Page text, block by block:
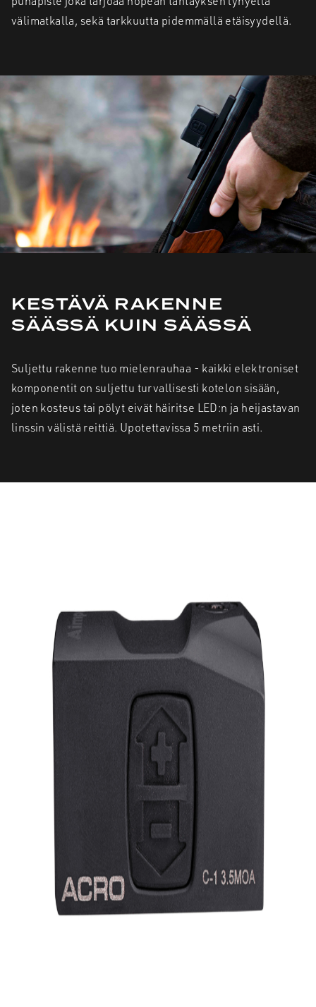
välimatkalla, sekä tarkkuutta pidemmällä etäisyydellä.
KESTÄVÄ RAKENNE
SÄÄSSÄ KUIN SÄÄSSÄ
Suljettu rakenne tuo mielenrauhaa - kaikki elektroniset
komponentit on suljettu turvallisesti kotelon sisään,
joten kosteus tai pölyt eivät häiritse LED:n ja heijastavan
linssin välistä reittiä. Upotettavissa 5 metriin asti.